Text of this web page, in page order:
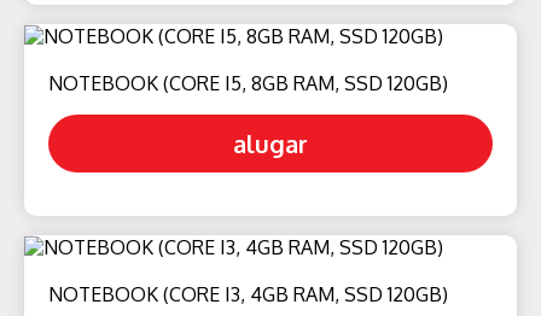
NOTEBOOK (CORE I5, 8GB RAM, SSD 120GB)
alugar
NOTEBOOK (CORE I3, 4GB RAM, SSD 120GB)